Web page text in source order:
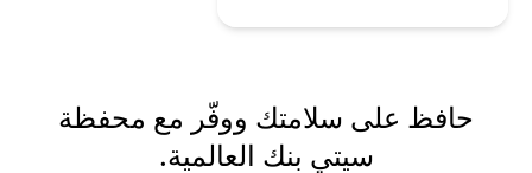
حافظ على سلامتك ووفّر مع محفظة
سيتي بنك العالمية.